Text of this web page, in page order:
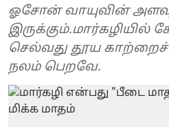
ஓசோன் வாயுவின்
இருக்கும்.மார்கழியில்
செல்வது தூய காற்றைச்
நலம் பெறவே.